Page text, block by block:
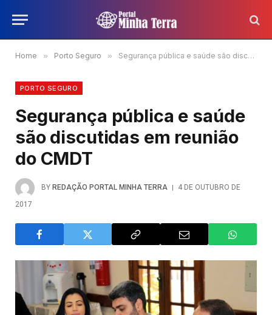
Home » Porto Seguro » Segurança pública e saúde são discutidas em reunião do CMDT
PORTO SEGURO
Segurança pública e saúde
são discutidas em reunião
do CMDT
BY REDAÇÃO PORTAL MINHA TERRA
4 DE OUTUBRO DE
2017